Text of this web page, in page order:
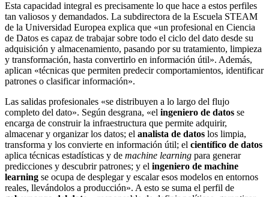
Esta capacidad integral es precisamente lo que hace a estos perfiles
tan valiosos y demandados. La subdirectora de la Escuela STEAM
de la Universidad Europea explica que «un profesional en Ciencia
de Datos es capaz de trabajar sobre todo el ciclo del dato desde su
adquisición y almacenamiento, pasando por su tratamiento, limpieza
y transformación, hasta convertirlo en información útil». Además,
aplican «técnicas que permiten predecir comportamientos, identificar
patrones o clasificar información».
Las salidas profesionales «se distribuyen a lo largo del flujo
completo del dato». Según desgrana, «el ingeniero de datos se
encarga de construir la infraestructura que permite adquirir,
almacenar y organizar los datos; el analista de datos los limpia,
transforma y los convierte en información útil; el científico de datos
aplica técnicas estadísticas y de machine learning para generar
predicciones y descubrir patrones; y el ingeniero de machine
learning se ocupa de desplegar y escalar esos modelos en entornos
reales, llevándolos a producción». A esto se suma el perfil de